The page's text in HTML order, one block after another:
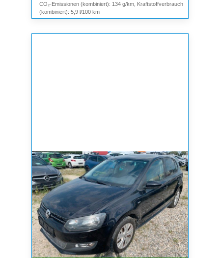
CO₂-Emissionen (kombiniert): 134 g/km, Kraftstoffverbrauch
(kombiniert): 5,9 l/100 km